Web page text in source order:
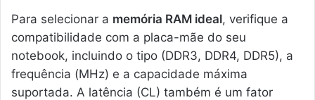
Para selecionar a memória RAM ideal, verifique a
compatibilidade com a placa-mãe do seu
notebook, incluindo o tipo (DDR3, DDR4, DDR5), a
frequência (MHz) e a capacidade máxima
suportada. A latência (CL) também é um fator